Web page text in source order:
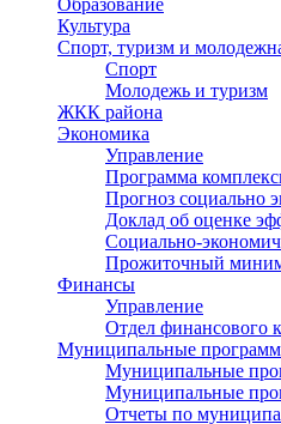
Образование
Культура
Спорт, туризм и
Спорт
Молодежь и туризм
ЖКК района
Экономика
Управление
Программа
Прогноз социально
Доклад об оценке
Социально-
Прожиточный
Финансы
Управление
Отдел финансового
Муниципальные
Муниципальные
Муниципальные
Отчеты по